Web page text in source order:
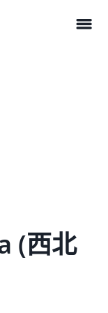
menu
(西北